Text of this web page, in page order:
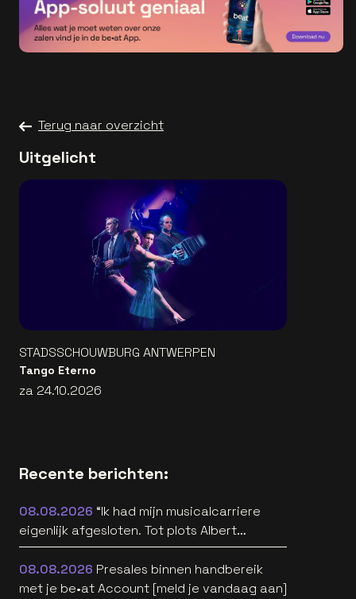
Terug naar overzicht
Uitgelicht
STADSSCHOUWBURG ANTWERPEN
Tango Eterno
za 24.10.2026
Recente berichten:
08.08.2026 “Ik had mijn musicalcarriere
eigenlijk afgesloten. Tot plots Albert
Verlinde belde” [interview]
08.08.2026 Presales binnen handbereik
met je be•at Account [meld je vandaag aan]